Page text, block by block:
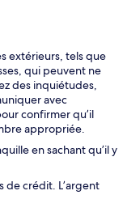
extérieurs, tels que
qui peuvent ne
des inquiétudes,
avec
confirmer qu’il
appropriée.
en sachant qu’il y
de crédit. L’argent